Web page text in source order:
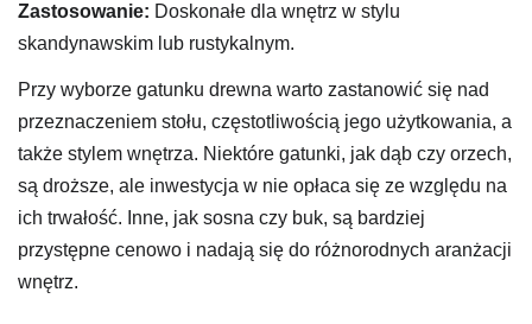
Zastosowanie: Doskonałe dla wnętrz w stylu
skandynawskim lub rustykalnym.
Przy wyborze gatunku drewna warto zastanowić się nad
przeznaczeniem stołu, częstotliwością jego użytkowania, a
także stylem wnętrza. Niektóre gatunki, jak dąb czy orzech,
są droższe, ale inwestycja w nie opłaca się ze względu na
ich trwałość. Inne, jak sosna czy buk, są bardziej
przystępne cenowo i nadają się do różnorodnych aranżacji
wnętrz.